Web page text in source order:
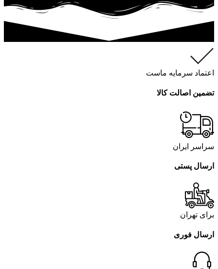
اعتماد سرمایه ماست
تضمین اصالت کالا
سراسر ایران
ارسال پستی
برای تهران
ارسال فوری